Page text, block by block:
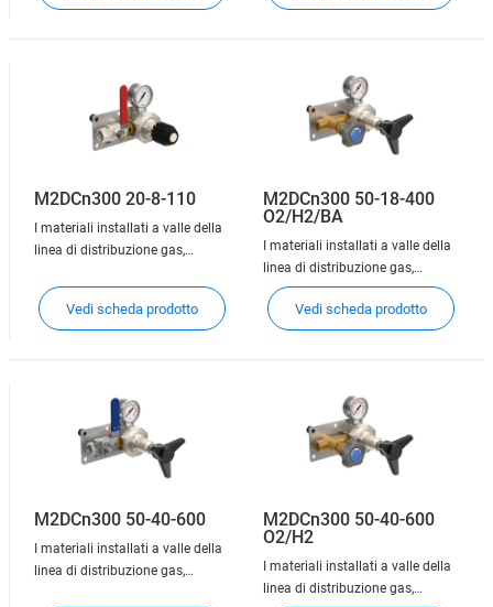
apparecchiature dell'utente alla
la funzione di interromper
apparecchiature dell'utente alla
la funzione di interromper
M2DCn300 20-8-110
I materiali installati a valle della
linea di distribuzione gas,
consentono la connessione delle
apparecchiature dell'utente alla
Vedi scheda prodotto
M2DCn300 50-18-400
O2/H2/BA
I materiali installati a valle della
linea di distribuzione gas,
denominati punti di utilizzo,
consentono la connessione delle
apparecchiature dell'utente alla
la funzione di interromper
Vedi scheda prodotto
M2DCn300 50-40-600
I materiali installati a valle della
linea di distribuzione gas,
M2DCn300 50-40-600
O2/H2
I materiali installati a valle della
linea di distribuzione gas,